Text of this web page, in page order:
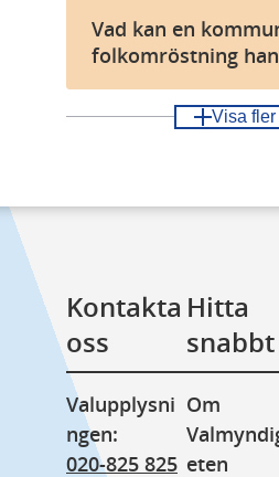
Vad kan en
folkomröstning
Visa fler
Kontakta
oss
Valupplysni
ngen:
020-825 825
Hitta
snabbt
Om
eten